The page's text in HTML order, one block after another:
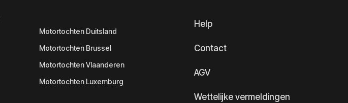
Motortochten Duitsland
Motortochten Brussel
Motortochten Vlaanderen
Motortochten Luxemburg
Help
Contact
AGV
Wettelijke vermeldingen